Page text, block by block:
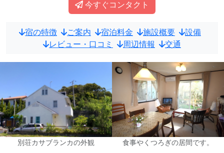
今すぐコンタクト
宿の特徴 ご案内 宿泊料金 施設概要
設備
レビュー・口コミ
周辺情報 交通
別荘カサブランカの外観 食事やくつろぎの居間です。